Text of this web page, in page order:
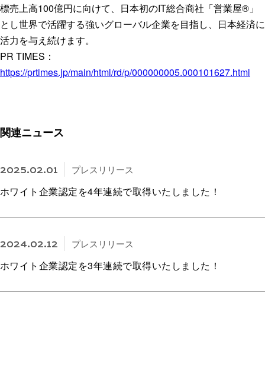
標売上高100億円に向けて、日本初のIT総合商社「営業屋®」
とし世界で活躍する強いグローバル企業を目指し、日本経済に
活力を与え続けます。
PR TIMES：
https://prtimes.jp/main/html/rd/p/000000005.000101627.html
関連ニュース
2025.02.01 プレスリリース
ホワイト企業認定を4年連続で取得いたしました！
2024.02.12 プレスリリース
ホワイト企業認定を3年連続で取得いたしました！